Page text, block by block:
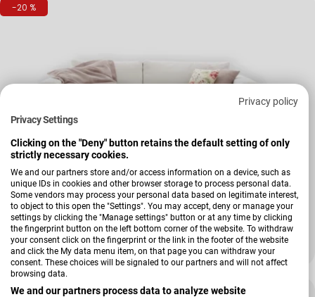
Privacy policy
Privacy Settings
Clicking on the "Deny" button retains the default setting of only
strictly necessary cookies.
We and our partners store and/or access information on a device, such as
unique IDs in cookies and other browser storage to process personal data.
Some vendors may process your personal data based on legitimate interest,
to object to this open the "Settings". You may accept, deny or manage your
settings by clicking the "Manage settings" button or at any time by clicking
the fingerprint button on the left bottom corner of the website. To withdraw
your consent click on the fingerprint or the link in the footer of the website
and click the My data menu item, on that page you can withdraw your
consent. These choices will be signaled to our partners and will not affect
browsing data.
We and our partners process data to analyze website
-20 %
Wohnlandschaft MR Lucia
Verkäufer:
Musterring
+ Weitere Varianten
Verkaufspreis
1.999,00 €
Regulärer Preis
UVP 2.523,00 €
-24 %